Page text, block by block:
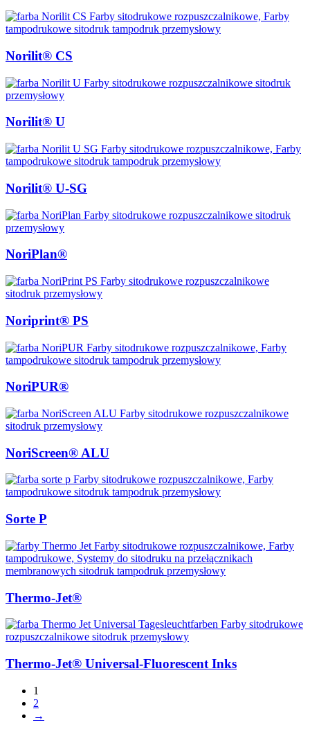
Norilit® CS
Norilit® U
Norilit® U-SG
NoriPlan®
Noriprint® PS
NoriPUR®
NoriScreen® ALU
Sorte P
Thermo-Jet®
Thermo-Jet® Universal-Fluorescent Inks
1
2
→